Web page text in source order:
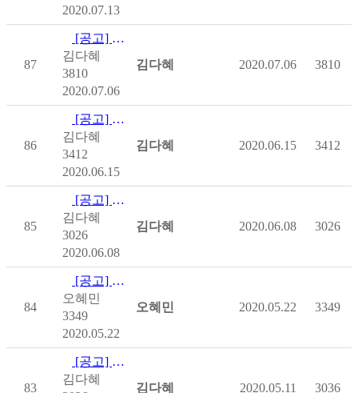
2020.07.13
87
[공고] [사회복지공동모금회] 온라인배분사업
김다혜
3810
2020.07.06
김다혜 2020.07.06 3810
86
[공고] [한국장애인재단] 드림카 프로젝트
김다혜
3412
2020.06.15
김다혜 2020.06.15 3412
85
[공고] 한국에너지원 에너지바우처 신청 안내
김다혜
3026
2020.06.08
김다혜 2020.06.08 3026
84
[공고] <2020 척수장애인대회> 1차 선정자 발표
오혜민
3349
2020.05.22
오혜민 2020.05.22 3349
83
[공고] 2020년 서울시 중증장애인이룸통장 참가자 모집 안내
김다혜
김다혜 2020.05.11 3036